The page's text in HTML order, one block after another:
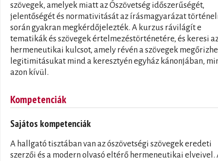
szövegek, amelyek miatt az Ószövetség időszerűségét,
jelentőségét és normativitását az írásmagyarázat
során gyakran megkérdőjelezték. A kurzus rávilágít e
tematikák és szövegek értelmezéstörténetére, és keresi
hermeneutikai kulcsot, amely révén a szövegek
legitimitásukat mind a keresztyén egyház kánonjában,
azon kívül.
Kompetenciák
Sajátos kompetenciák
A hallgató tisztában van az ószövetségi szövegek eredeti
szerzői és a modern olvasó eltérő hermeneutikai elveivel.